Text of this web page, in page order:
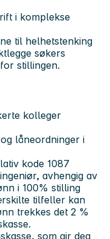
i komplekse
til helhetstenking
søkers
stillingen.
kolleger
låneordninger i
kode 1087
avhengig av
i 100% stilling
tilfeller kan
trekkes det 2 %
som gir deg